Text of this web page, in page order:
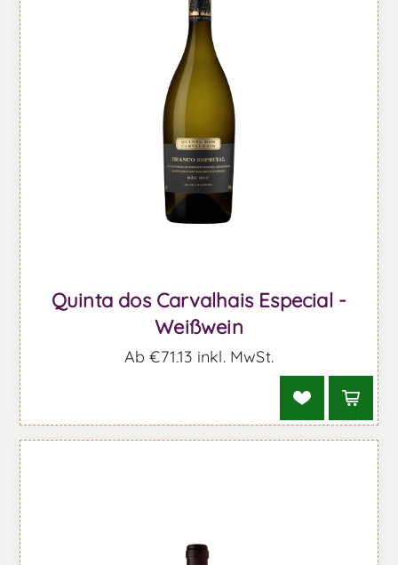
Quinta dos Carvalhais Especial -
Weißwein
Ab €71,13 inkl. MwSt.